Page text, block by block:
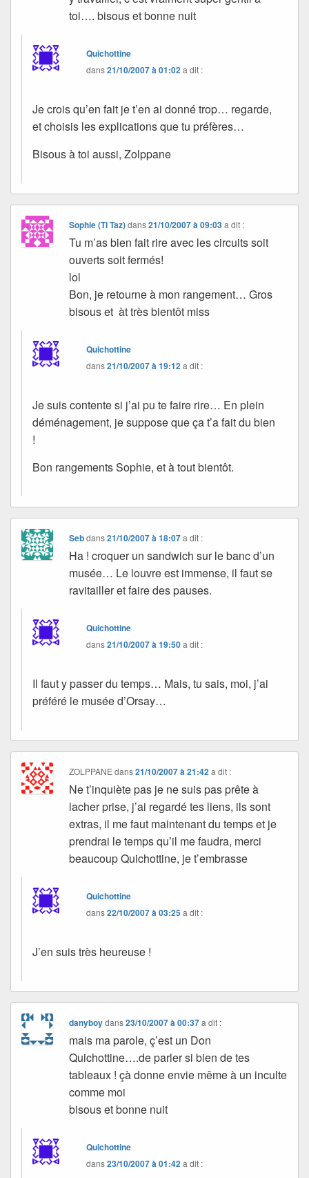
toi…. bisous et bonne nuit
Quichottine
dans21/10/2007 à 01:02 a dit :
Je crois qu’en fait je t’en ai donné trop… regarde,
et choisis les explications que tu préfères…
Bisous à toi aussi, Zolppane
Sophie (Ti Taz)dans21/10/2007 à 09:03 a dit :
Tu m’as bien fait rire avec les circuits soit
ouverts soit fermés!
lol
Bon, je retourne à mon rangement… Gros
bisous et àt très bientôt miss
Quichottine
dans21/10/2007 à 19:12 a dit :
Je suis contente si j’ai pu te faire rire… En plein
déménagement, je suppose que ça t’a fait du bien
!
Bon rangements Sophie, et à tout bientôt.
Sebdans21/10/2007 à 18:07 a dit :
Ha ! croquer un sandwich sur le banc d’un
musée… Le louvre est immense, il faut se
ravitailler et faire des pauses.
Quichottine
dans21/10/2007 à 19:50a dit :
Il faut y passer du temps… Mais, tu sais, moi, j’ai
préféré le musée d’Orsay…
ZOLPPANE dans21/10/2007 à 21:42 a dit :
Ne t’inquiète pas je ne suis pas prête à
lacher prise, j’ai regardé tes liens, ils sont
extras, il me faut maintenant du temps et je
prendrai le temps qu’il me faudra, merci
beaucoup Quichottine, je t’embrasse
Quichottine
dans22/10/2007 à 03:25a dit :
J’en suis très heureuse !
danyboydans23/10/2007 à 00:37 a dit :
mais ma parole, ç’est un Don
Quichottine….de parler si bien de tes
tableaux ! çà donne envie même à un inculte
comme moi
bisous et bonne nuit
Quichottine
dans23/10/2007 à 01:42 a dit :